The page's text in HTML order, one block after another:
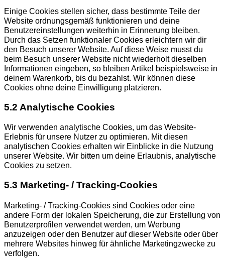
Einige Cookies stellen sicher, dass bestimmte Teile der
Website ordnungsgemäß funktionieren und deine
Benutzereinstellungen weiterhin in Erinnerung bleiben.
Durch das Setzen funktionaler Cookies erleichtern wir dir
den Besuch unserer Website. Auf diese Weise musst du
beim Besuch unserer Website nicht wiederholt dieselben
Informationen eingeben, so bleiben Artikel beispielsweise in
deinem Warenkorb, bis du bezahlst. Wir können diese
Cookies ohne deine Einwilligung platzieren.
5.2 Analytische Cookies
Wir verwenden analytische Cookies, um das Website-
Erlebnis für unsere Nutzer zu optimieren. Mit diesen
analytischen Cookies erhalten wir Einblicke in die Nutzung
unserer Website. Wir bitten um deine Erlaubnis, analytische
Cookies zu setzen.
5.3 Marketing- / Tracking-Cookies
Marketing- / Tracking-Cookies sind Cookies oder eine
andere Form der lokalen Speicherung, die zur Erstellung von
Benutzerprofilen verwendet werden, um Werbung
anzuzeigen oder den Benutzer auf dieser Website oder über
mehrere Websites hinweg für ähnliche Marketingzwecke zu
verfolgen.